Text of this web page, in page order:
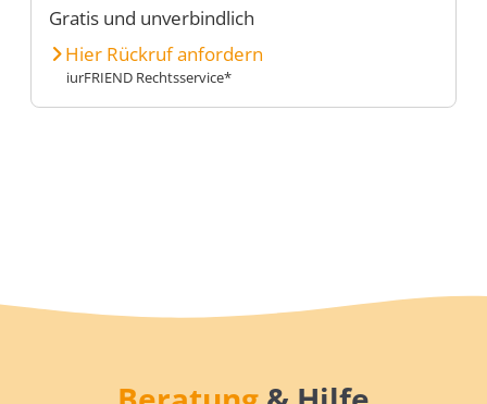
Gratis und unverbindlich
Hier Rückruf anfordern
iurFRIEND Rechtsservice*